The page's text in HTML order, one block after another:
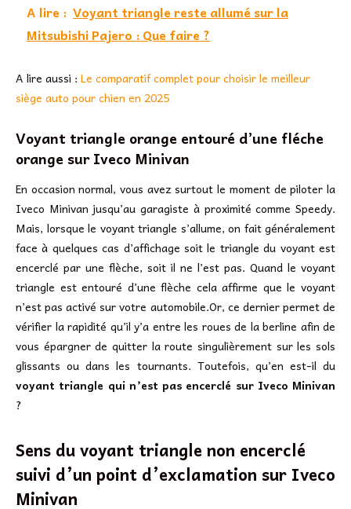
A lire : Voyant triangle reste allumé sur la
Mitsubishi Pajero : Que faire ?
A lire aussi : Le comparatif complet pour choisir le meilleur
siège auto pour chien en 2025
Voyant triangle orange entouré d’une fléche
orange sur Iveco Minivan
En occasion normal, vous avez surtout le moment de piloter la
Iveco Minivan jusqu’au garagiste à proximité comme Speedy.
Mais, lorsque le voyant triangle s’allume, on fait généralement
face à quelques cas d’affichage soit le triangle du voyant est
encerclé par une flèche, soit il ne l’est pas. Quand le voyant
triangle est entouré d’une flèche cela affirme que le voyant
n’est pas activé sur votre automobile.Or, ce dernier permet de
vérifier la rapidité qu’il y’a entre les roues de la berline afin de
vous épargner de quitter la route singulièrement sur les sols
glissants ou dans les tournants. Toutefois, qu’en est-il du
voyant triangle qui n’est pas encerclé sur Iveco Minivan
?
Sens du voyant triangle non encerclé
suivi d’un point d’exclamation sur Iveco
Minivan